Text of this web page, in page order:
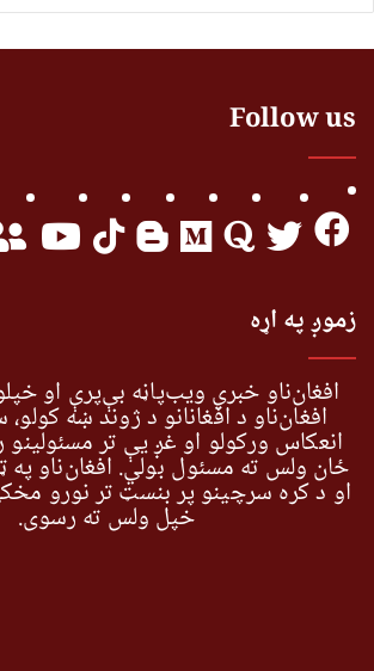
Follow us
زموږ په اړه
افغان‌ناو خبري ویب‌پاڼه بې‌پرې او
افغان‌ناو د افغانانو د ژوند ښه
انعکاس ورکولو او غږ یې تر
ځان ولس ته مسئول بولي. افغان‌ناو
او د کره سرچینو پر بنسټ تر نورو
خپل ولس ته رسوي.